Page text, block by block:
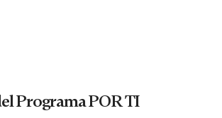
Programa POR TI